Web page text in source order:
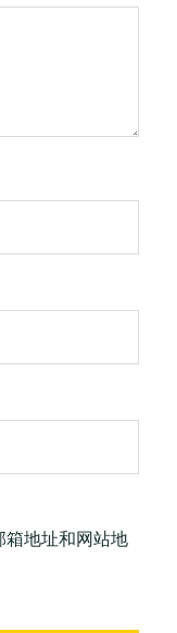
箱地址和网站地